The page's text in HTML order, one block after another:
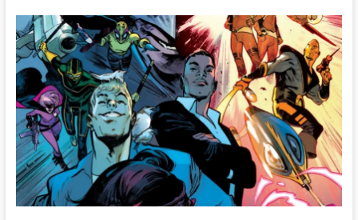
Llega
el
evento
vampirico
de
MacKay,
Larraz
y
Gracia